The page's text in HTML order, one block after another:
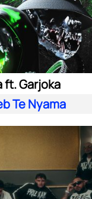
ft. Garjoka
Te Nyama